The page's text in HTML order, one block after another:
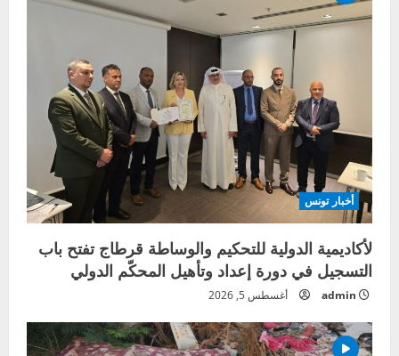
أخبار تونس
لأكاديمية الدولية للتحكيم والوساطة قرطاج تفتح باب
التسجيل في دورة إعداد وتأهيل المحكّم الدولي
admin أغسطس 5, 2026